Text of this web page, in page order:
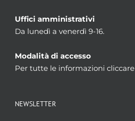
Uffici amministrativi
Da lunedì a venerdì 9-16.
Modalità di accesso
Per tutte le informazioni cliccare
NEWSLETTER